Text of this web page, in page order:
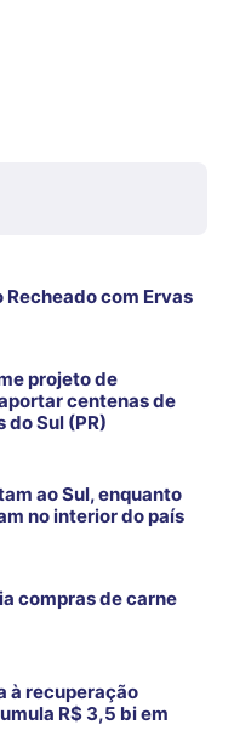
Recheado com Ervas
projeto de
centenas de
do Sul (PR)
ao Sul, enquanto
no interior do país
compras de carne
à recuperação
R$ 3,5 bi em